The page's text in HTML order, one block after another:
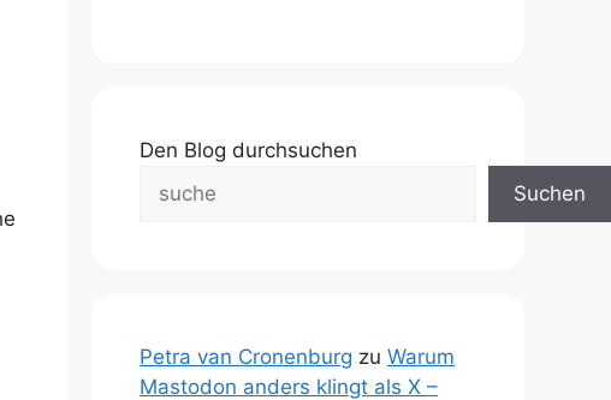
Den Blog durchsuchen
Suchen
Petra van Cronenburg zu Warum
Mastodon anders klingt als X –